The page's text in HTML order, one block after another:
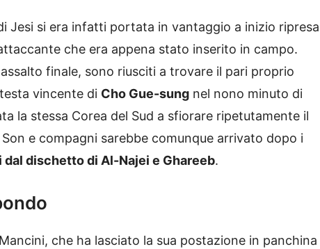
Jesi si era infatti portata in vantaggio a inizio ripresa
che era appena stato inserito in campo.
finale, sono riusciti a trovare il pari proprio
vincente di Cho Gue-sung nel nono minuto di
la stessa Corea del Sud a sfiorare ripetutamente il
e compagni sarebbe comunque arrivato dopo i
dal dischetto di Al-Najei e Ghareeb.
che ha lasciato la sua postazione in panchina